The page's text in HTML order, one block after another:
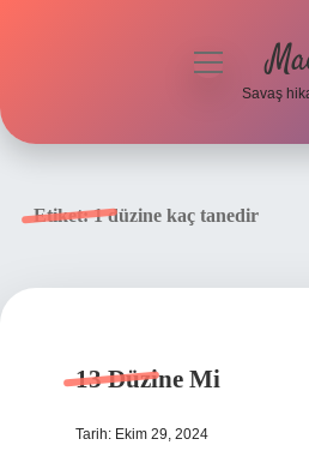
menüyü
Savaş
Etiket:1 düzine kaç tanedir
13 Düzine Mi
Tarih: Ekim 29, 2024